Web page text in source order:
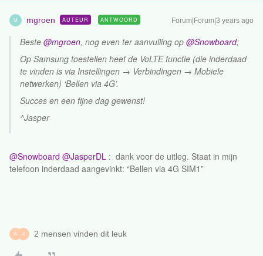
M mgroen AUTEUR ANTWOORD Forum|Forum|3 years ago
Beste @mgroen, nog even ter aanvulling op @Snowboard;
Op Samsung toestellen heet de VoLTE functie (die inderdaad
te vinden is via Instellingen → Verbindingen → Mobiele
netwerken) ‘Bellen via 4G’.
Succes en een fijne dag gewenst!
^Jasper
@Snowboard @JasperDL : dank voor de uitleg. Staat in mijn
telefoon inderdaad aangevinkt: “Bellen via 4G SIM1”
W J 2 mensen vinden dit leuk